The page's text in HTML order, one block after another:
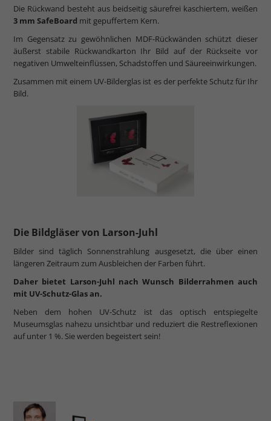
Die Rückwand besteht aus beidseitig säurefrei kaschiertem, weißen
3 mm SafeBoard mit gepuffertem Kern.
Im Gegensatz zu gewöhnlichen MDF-Rückwänden schützt dieser
äußerst stabile Rückwandkarton Ihr Bild auf der Rückseite vor
negativen Umwelteinflüssen, Schadstoffen und Säureeinwirkungen.
Zusammen mit einem UV-Bilderglas ist es der perfekte Schutz für Ihr
Bild.
Die Bildgläser von Larson-Juhl
Bilder sind täglich Sonnenstrahlung ausgesetzt, die über einen
längeren Zeitraum zum Ausbleichen der Farben führt.
Daher bietet Larson-Juhl nach Wunsch Bilderrahmen auch
mit UV-Schutz-Glas an.
Neben dem hohen UV-Schutz ist das optisch entspiegelte
Museumsglas nahezu unsichtbar und reduziert die Restreflexionen
auf unter 1 %. Sie werden begeistert sein!